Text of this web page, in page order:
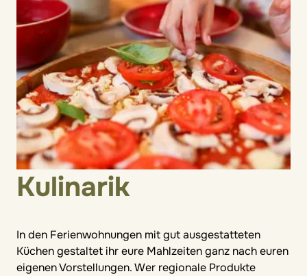
Kulinarik
In den Ferienwohnungen mit gut ausgestatteten
Küchen gestaltet ihr eure Mahlzeiten ganz nach euren
eigenen Vorstellungen. Wer regionale Produkte